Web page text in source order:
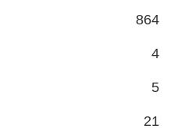
864
4
5
21